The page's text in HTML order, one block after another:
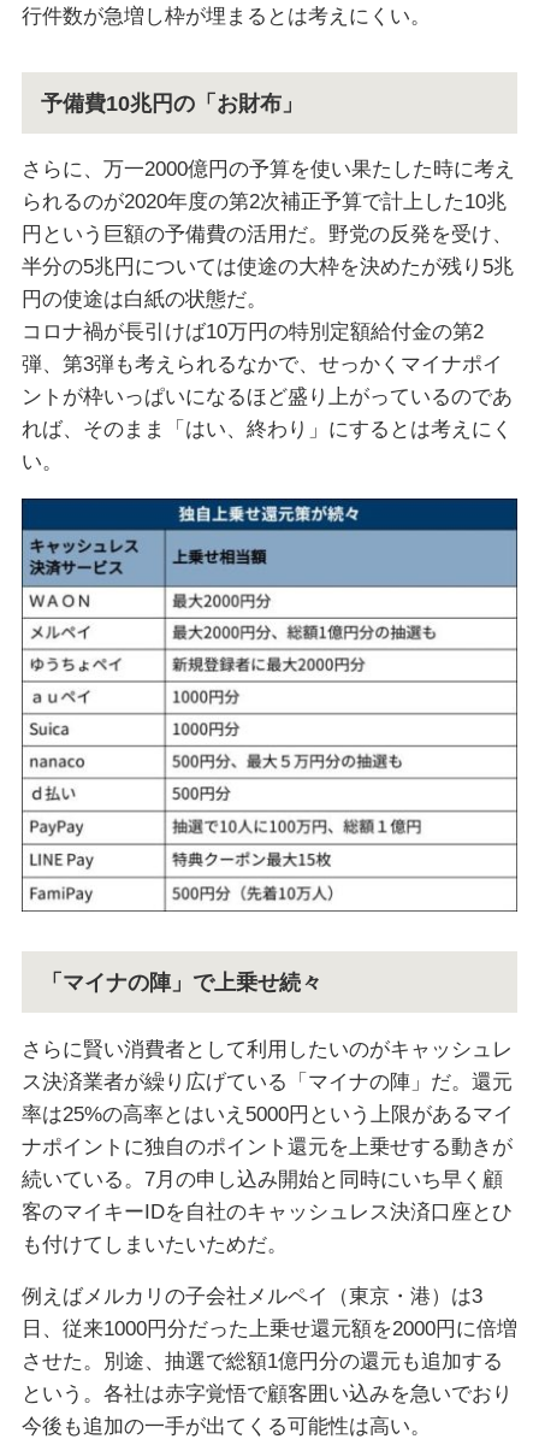
行件数が急増し枠が埋まるとは考えにくい。
予備費10兆円の「お財布」
さらに、万一2000億円の予算を使い果たした時に考え
られるのが2020年度の第2次補正予算で計上した10兆
円という巨額の予備費の活用だ。野党の反発を受け、
半分の5兆円については使途の大枠を決めたが残り5兆
円の使途は白紙の状態だ。
コロナ禍が長引けば10万円の特別定額給付金の第2
弾、第3弾も考えられるなかで、せっかくマイナポイ
ントが枠いっぱいになるほど盛り上がっているのであ
れば、そのまま「はい、終わり」にするとは考えにく
い。
「マイナの陣」で上乗せ続々
さらに賢い消費者として利用したいのがキャッシュレ
ス決済業者が繰り広げている「マイナの陣」だ。還元
率は25%の高率とはいえ5000円という上限があるマイ
ナポイントに独自のポイント還元を上乗せする動きが
続いている。7月の申し込み開始と同時にいち早く顧
客のマイキーIDを自社のキャッシュレス決済口座とひ
も付けてしまいたいためだ。
例えばメルカリの子会社メルペイ（東京・港）は3
日、従来1000円分だった上乗せ還元額を2000円に倍増
させた。別途、抽選で総額1億円分の還元も追加する
という。各社は赤字覚悟で顧客囲い込みを急いでおり
今後も追加の一手が出てくる可能性は高い。